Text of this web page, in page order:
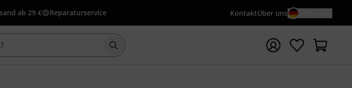
ab 29 € Reparaturservice KontaktÜber uns
Suche mit Suchwort {searchTerm} starten